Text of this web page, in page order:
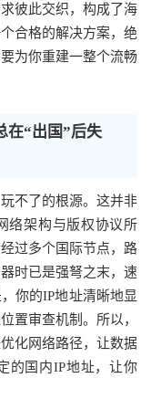
彼此交织，构成了海
合格的解决方案，绝
为你重建一整个流畅
在“出国”后失
不了的根源。这并非
络架构与版权协议所
过多个国际节点，路
时已是强弩之末，速
你的IP地址清晰地显
置审查机制。所以，
化网络路径，让数据
的国内IP地址，让你